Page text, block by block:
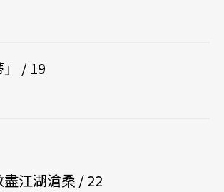
/ 19
江湖滄桑 / 22